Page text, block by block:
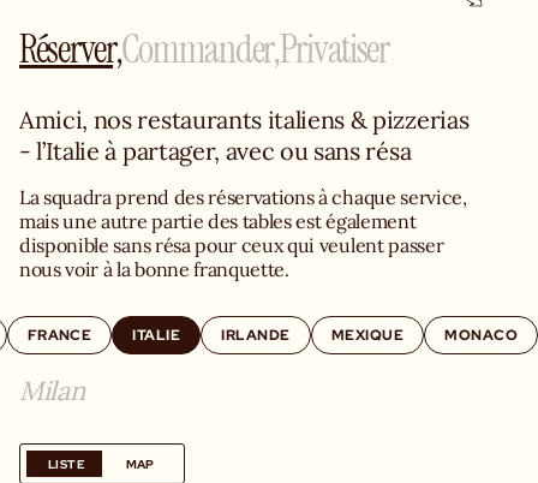
Amici, nos restaurants italiens & pizzerias
- l’Italie à partager, avec ou sans résa
La squadra prend des réservations à chaque service,
mais une autre partie des tables est également
disponible sans résa pour ceux qui veulent passer
nous voir à la bonne franquette.
Réserver,Commander,Privatiser
FRANCE ITALIE IRLANDE MEXIQUE MONACO
Milan
LISTE MAP